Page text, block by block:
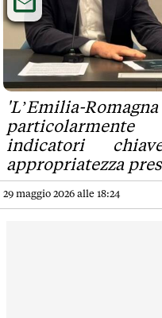
'L’Emilia-
indicatori
appropriatezza
29 maggio 2026 alle 18:24